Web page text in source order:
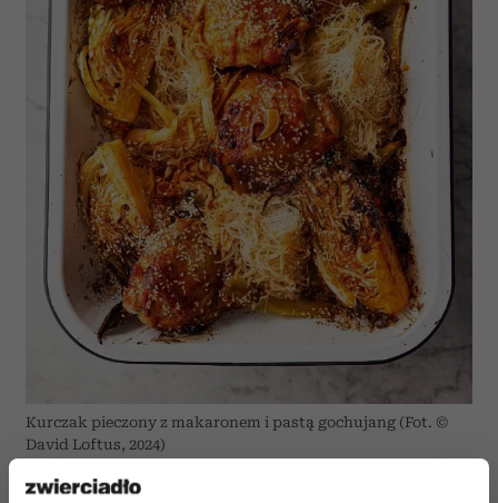
Kurczak pieczony z makaronem i pastą gochujang (Fot. ©
David Loftus, 2024)
Gochujang to ostra koreańska pasta chili, dzięki